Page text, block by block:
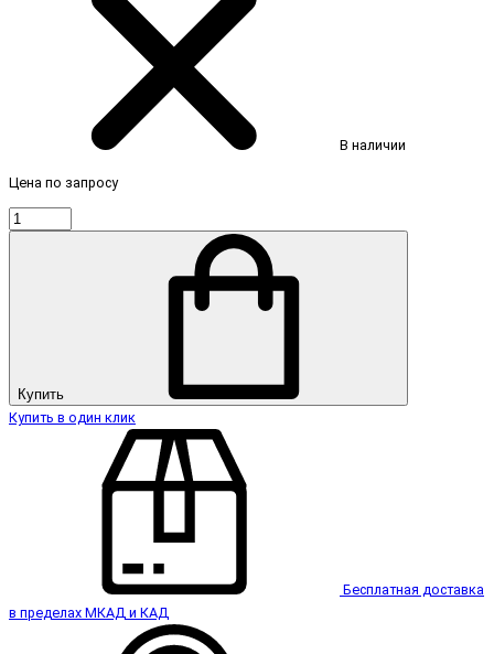
В наличии
Цена по запросу
Купить
Купить в один клик
Бесплатная доставка
в пределах МКАД и КАД